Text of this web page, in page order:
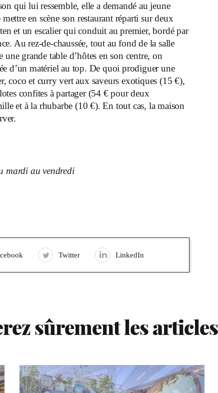
qui lui ressemble, elle a demandé au jeune
en scène son restaurant réparti sur deux
et un escalier qui conduit au premier, bordé par
Au rez-de-chaussée, tout au fond de la salle
grande table d’hôtes en son centre, on
d’un matériel au top. De quoi prodiguer une
coco et curry vert aux saveurs exotiques (15 €),
confites à partager (54 € pour deux
et à la rhubarbe (10 €). En tout cas, la maison
mardi au vendredi
Twitter LinkedIn
sûrement les